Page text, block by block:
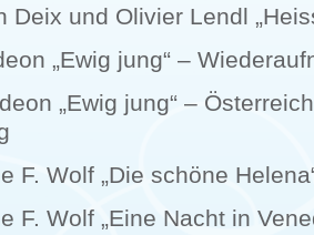
Deix und Olivier Lendl
„Ewig jung“ –
„Ewig jung“ –
F. Wolf „Die schöne
F. Wolf „Eine Nacht in